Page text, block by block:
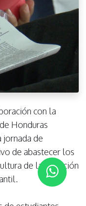
con la
Honduras
jornada de
de abastecer los
de la donación